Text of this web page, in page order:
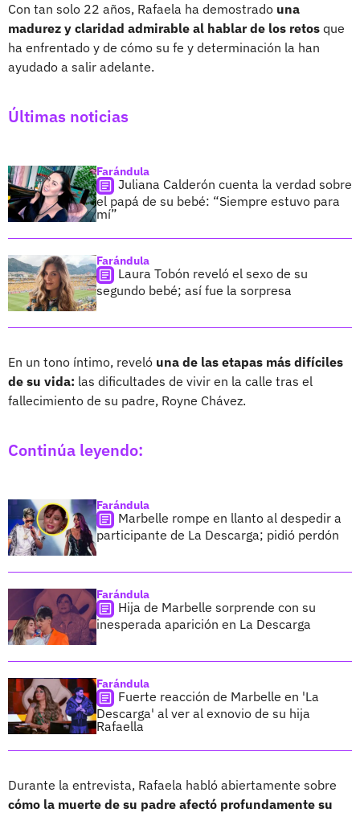
Con tan solo 22 años, Rafaela ha demostrado una
madurez y claridad admirable al hablar de los retos que
ha enfrentado y de cómo su fe y determinación la han
ayudado a salir adelante.
Últimas noticias
Farándula
Juliana Calderón cuenta la verdad sobre
el papá de su bebé: “Siempre estuvo para
mí”
Farándula
Laura Tobón reveló el sexo de su
segundo bebé; así fue la sorpresa
En un tono íntimo, reveló una de las etapas más difíciles
de su vida: las dificultades de vivir en la calle tras el
fallecimiento de su padre, Royne Chávez.
Continúa leyendo:
Farándula
Marbelle rompe en llanto al despedir a
participante de La Descarga; pidió perdón
Farándula
Hija de Marbelle sorprende con su
inesperada aparición en La Descarga
Farándula
Fuerte reacción de Marbelle en 'La
Descarga' al ver al exnovio de su hija
Rafaella
Durante la entrevista, Rafaela habló abiertamente sobre
cómo la muerte de su padre afectó profundamente su